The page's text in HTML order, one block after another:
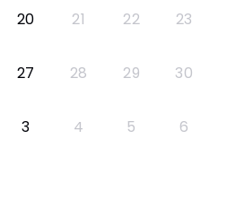
20 21 22 23
27 28 29 30
3 4 5 6